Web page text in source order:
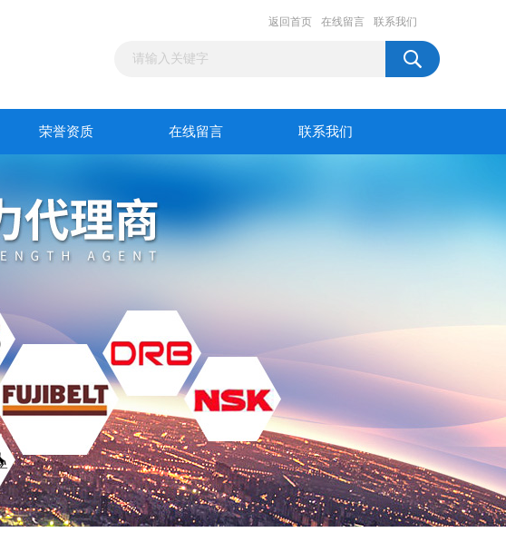
返回首页 在线留言 联系我们
荣誉资质 在线留言 联系我们